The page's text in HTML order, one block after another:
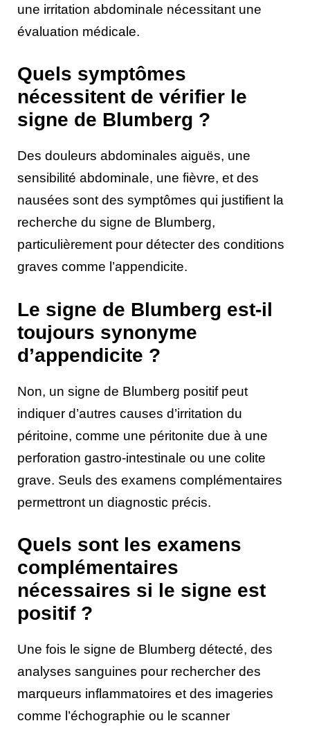
une irritation abdominale nécessitant une
évaluation médicale.
Quels symptômes
nécessitent de vérifier le
signe de Blumberg ?
Des douleurs abdominales aiguës, une
sensibilité abdominale, une fièvre, et des
nausées sont des symptômes qui justifient la
recherche du signe de Blumberg,
particulièrement pour détecter des conditions
graves comme l’appendicite.
Le signe de Blumberg est-il
toujours synonyme
d’appendicite ?
Non, un signe de Blumberg positif peut
indiquer d’autres causes d’irritation du
péritoine, comme une péritonite due à une
perforation gastro-intestinale ou une colite
grave. Seuls des examens complémentaires
permettront un diagnostic précis.
Quels sont les examens
complémentaires
nécessaires si le signe est
positif ?
Une fois le signe de Blumberg détecté, des
analyses sanguines pour rechercher des
marqueurs inflammatoires et des imageries
comme l’échographie ou le scanner